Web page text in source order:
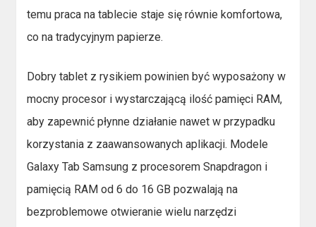
temu praca na tablecie staje się równie komfortowa,
co na tradycyjnym papierze.
Dobry tablet z rysikiem powinien być wyposażony w
mocny procesor i wystarczającą ilość pamięci RAM,
aby zapewnić płynne działanie nawet w przypadku
korzystania z zaawansowanych aplikacji. Modele
Galaxy Tab Samsung z procesorem Snapdragon i
pamięcią RAM od 6 do 16 GB pozwalają na
bezproblemowe otwieranie wielu narzędzi